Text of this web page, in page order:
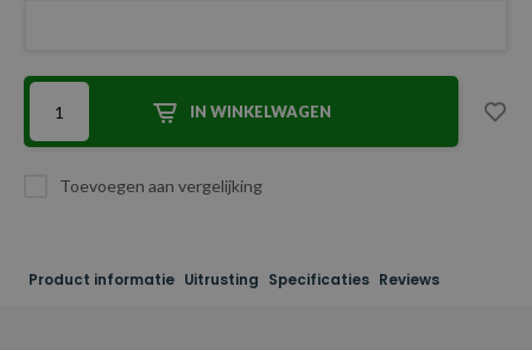
IN WINKELWAGEN
Toevoegen aan vergelijking
Product informatie Uitrusting Specificaties Reviews